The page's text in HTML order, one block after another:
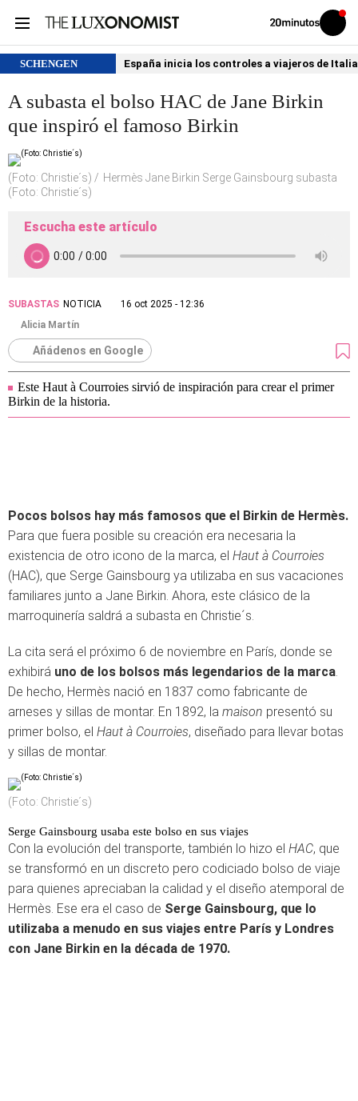
Volver
Iniciar
sesión
SCHENGEN España inicia los controles a viajeros de
A subasta el bolso HAC de Jane Birkin
que inspiró el famoso Birkin
(Foto: Christie´s)
Hermès Jane Birkin Serge Gainsbourg subasta
(Foto: Christie´s)
Escucha este artículo
SUBASTAS NOTICIA
16 oct 2025 - 12:36
Alicia Martín
Añádenos en Google
Este Haut à Courroies sirvió de inspiración para crear el primer
Birkin de la historia.
Pocos bolsos hay más famosos que el Birkin de Hermès.
Para que fuera posible su creación era necesaria la
existencia de otro icono de la marca, el Haut à Courroies
(HAC), que Serge Gainsbourg ya utilizaba en sus vacaciones
familiares junto a Jane Birkin. Ahora, este clásico de la
marroquinería saldrá a subasta en Christie´s.
La cita será el próximo 6 de noviembre en París, donde se
exhibirá uno de los bolsos más legendarios de la marca.
De hecho, Hermès nació en 1837 como fabricante de
arneses y sillas de montar. En 1892, la maison presentó su
primer bolso, el Haut à Courroies, diseñado para llevar botas
y sillas de montar.
(Foto: Christie´s)
Serge Gainsbourg usaba este bolso en sus viajes
Con la evolución del transporte, también lo hizo el HAC, que
se transformó en un discreto pero codiciado bolso de viaje
para quienes apreciaban la calidad y el diseño atemporal de
Hermès. Ese era el caso de Serge Gainsbourg, que lo
utilizaba a menudo en sus viajes entre París y Londres
con Jane Birkin en la década de 1970.